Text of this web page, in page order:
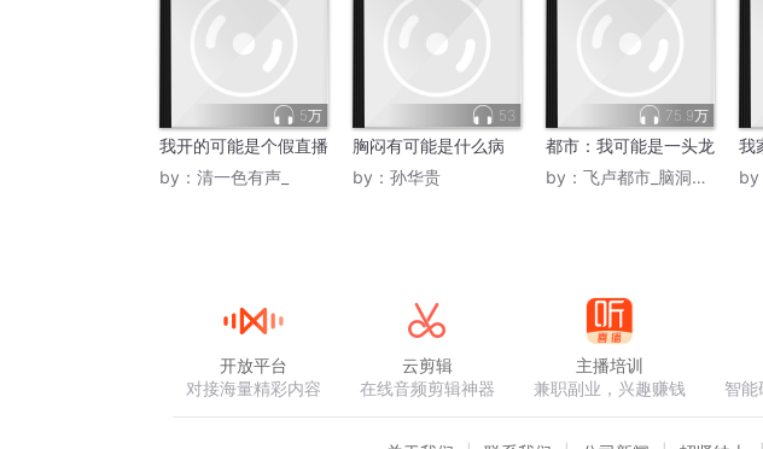
5万
我开的可能是个假直播
by： 清一色有声_
53
胸闷有可能是什么病
by： 孙华贵
75.9万
都市：我可能是一头龙
by： 飞卢都市_脑洞绝杀
我
by
开放平台
对接海量精彩内容
云剪辑
在线音频剪辑神器
主播培训
兼职副业，兴趣赚钱
智能